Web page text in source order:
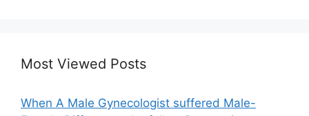
Most Viewed Posts
When A Male Gynecologist suffered Male-